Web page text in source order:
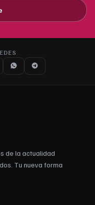
de la actualidad
Tu nueva forma